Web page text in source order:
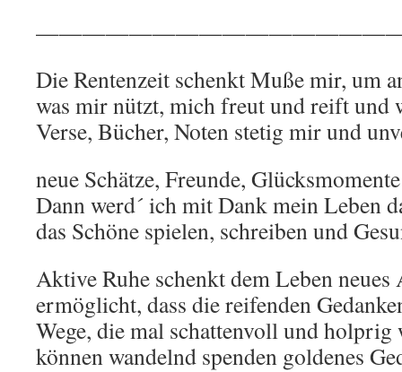
Die Rentenzeit schenkt Muße mir, um
was mir nützt, mich freut und reift und
Verse, Bücher, Noten stetig mir und
neue Schätze, Freunde,
Dann werd´ ich mit Dank mein Leben
das Schöne spielen, schreiben und
Aktive Ruhe schenkt dem Leben neues
ermöglicht, dass die reifenden
Wege, die mal schattenvoll und holprig
können wandelnd spenden goldenes